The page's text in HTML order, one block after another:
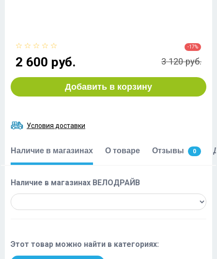
2 600 руб.
-17%
3 120 руб.
Добавить в корзину
Условия доставки
Наличие в магазинах О товаре Отзывы 0
Наличие в магазинах ВЕЛОДРАЙВ
Этот товар можно найти в категориях: